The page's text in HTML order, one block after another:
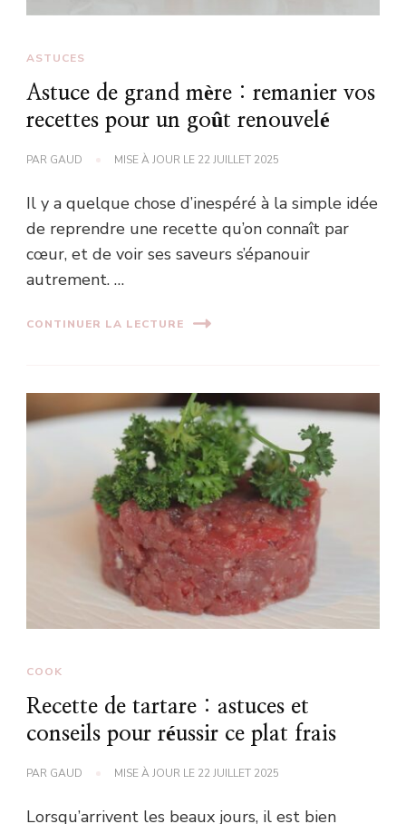
ASTUCES
Astuce de grand mère : remanier vos
recettes pour un goût renouvelé
PAR GAUD MISE À JOUR LE 22 JUILLET 2025
Il y a quelque chose d’inespéré à la simple idée
de reprendre une recette qu’on connaît par
cœur, et de voir ses saveurs s’épanouir
autrement. …
CONTINUER LA LECTURE
COOK
Recette de tartare : astuces et
conseils pour réussir ce plat frais
PAR GAUD MISE À JOUR LE 22 JUILLET 2025
Lorsqu’arrivent les beaux jours, il est bien